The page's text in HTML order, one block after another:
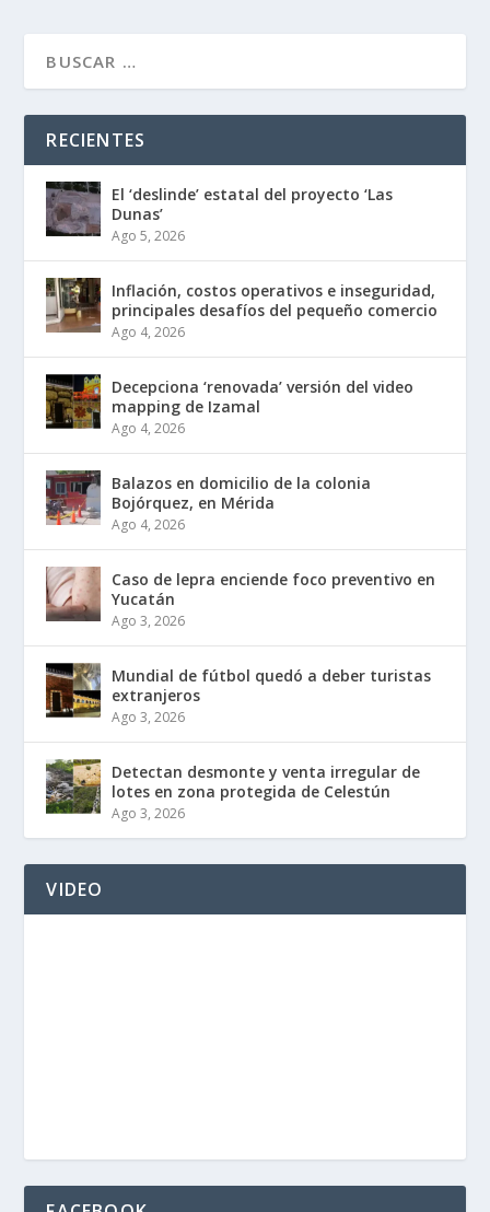
RECIENTES
El ‘deslinde’ estatal del proyecto ‘Las
Dunas’
Ago 5, 2026
Inflación, costos operativos e inseguridad,
principales desafíos del pequeño comercio
Ago 4, 2026
Decepciona ‘renovada’ versión del video
mapping de Izamal
Ago 4, 2026
Balazos en domicilio de la colonia
Bojórquez, en Mérida
Ago 4, 2026
Caso de lepra enciende foco preventivo en
Yucatán
Ago 3, 2026
Mundial de fútbol quedó a deber turistas
extranjeros
Ago 3, 2026
Detectan desmonte y venta irregular de
lotes en zona protegida de Celestún
Ago 3, 2026
VIDEO